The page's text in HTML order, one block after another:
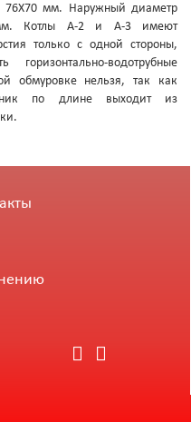
76X70 мм. Наружный диаметр
Котлы А-2 и А-3 имеют
только с одной стороны,
горизонтально-водотрубные
обмуровке нельзя, так как
по длине выходит из